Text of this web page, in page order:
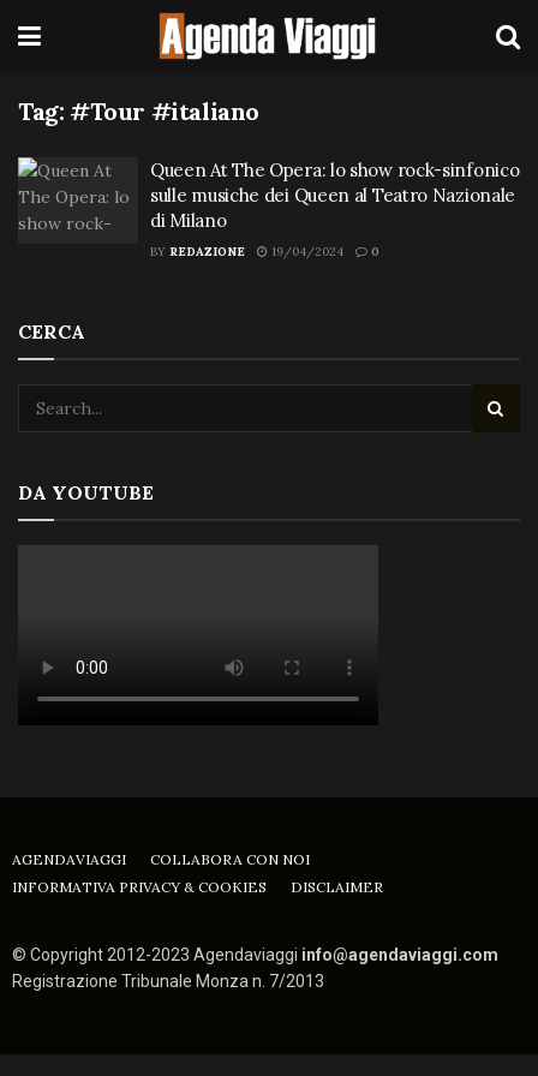
Tag: #Tour #italiano
Queen At The Opera: lo show rock-sinfonico
sulle musiche dei Queen al Teatro Nazionale
di Milano
BY REDAZIONE 19/04/2024 0
CERCA
DA YOUTUBE
AGENDAVIAGGI
COLLABORA CON NOI
INFORMATIVA PRIVACY & COOKIES
DISCLAIMER
© Copyright 2012-2023 Agendaviaggi info@agendaviaggi.com
Registrazione Tribunale Monza n. 7/2013